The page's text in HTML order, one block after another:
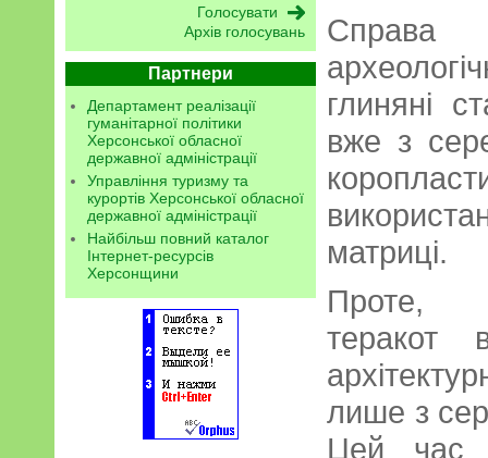
Архів голосувань
Партнери
Департамент реалізації
гуманітарної політики
Херсонської обласної
державної адміністрації
Управління туризму та
курортів Херсонської обласної
державної адміністрації
Найбільш повний каталог
Інтернет-ресурсів
Херсонщини
глиняні
вже з
матриці.
Проте,
теракот
лише з
Цей час